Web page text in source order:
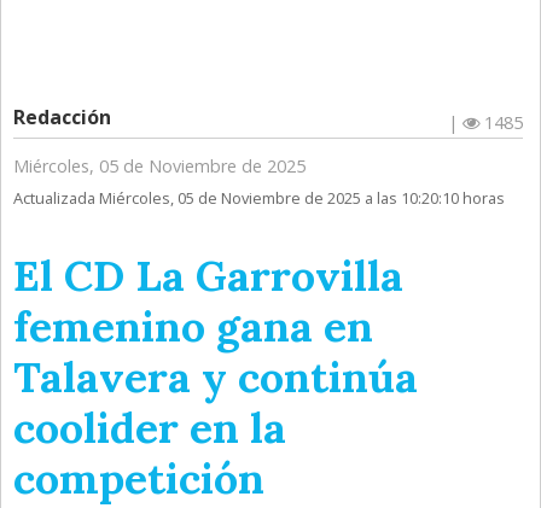
Redacción |
1485
Miércoles, 05 de Noviembre de 2025
Actualizada Miércoles, 05 de Noviembre de 2025 a las 10:20:10 horas
El CD La Garrovilla
femenino gana en
Talavera y continúa
coolider en la
competición